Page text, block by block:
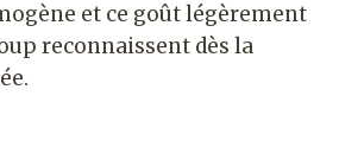
et ce goût légèrement
reconnaissent dès la